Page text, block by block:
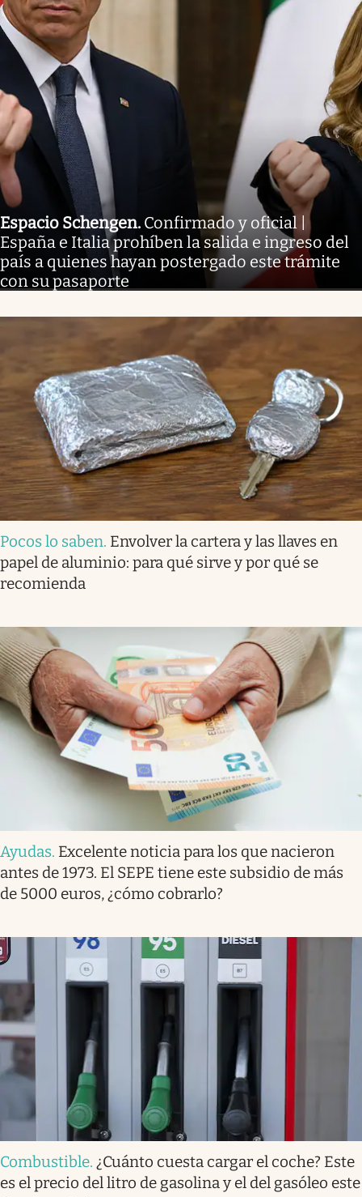
Espacio Schengen. Confirmado y oficial |
España e Italia prohíben la salida e ingreso del
país a quienes hayan postergado este trámite
con su pasaporte
Pocos lo saben. Envolver la cartera y las llaves en
papel de aluminio: para qué sirve y por qué se
recomienda
Ayudas. Excelente noticia para los que nacieron
antes de 1973. El SEPE tiene este subsidio de más
de 5000 euros, ¿cómo cobrarlo?
Combustible. ¿Cuánto cuesta cargar el coche? Este
es el precio del litro de gasolina y el del gasóleo este